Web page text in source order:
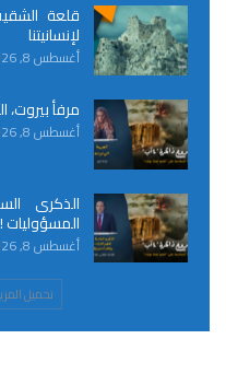
قلعة
لإنسانيتنا
أغسطس 8, 2026
مرفأ بيروت،
أغسطس 8, 2026
الذكرى
المسؤوليات !
أغسطس 8, 2026
تحميل